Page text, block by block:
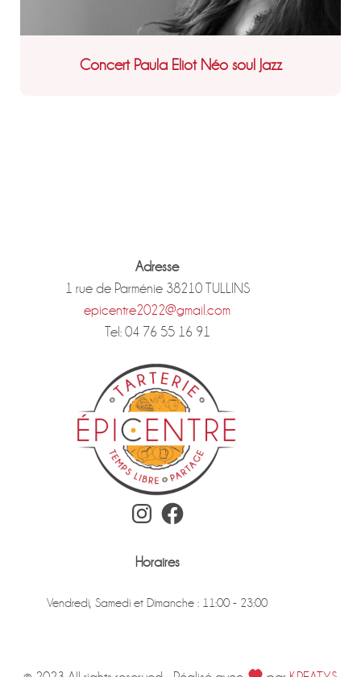
Concert Paula Eliot Néo soul Jazz
Adresse
1 rue de Parménie 38210 TULLINS
epicentre2022@gmail.com
Tel: 04 76 55 16 91
Instagram Facebook
Horaires
Vendredi, Samedi et Dimanche : 11:00 - 23:00